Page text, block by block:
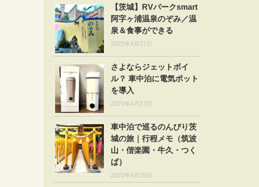
【茨城】RVパークsmart
阿字ヶ浦温泉のぞみ／温
泉＆食事ができる
2025年4月27日
さよならジェットボイ
ル？ 車中泊に電気ポット
を導入
2025年4月27日
車中泊で巡るのんびり茨
城の旅｜行程メモ（筑波
山・偕楽園・牛久・つく
ば）
2025年4月25日